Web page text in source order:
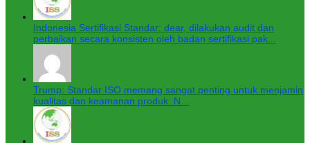
Indonesia Sertifikasi Standar: dear, dilakukan audit dan
perbaikan secara konsisten oleh badan sertifikasi pak...
Trump: Standar ISO memang sangat penting untuk menjamin
kualitas dan keamanan produk. N...